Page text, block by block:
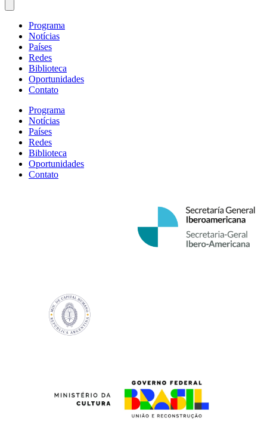
Programa
Notícias
Países
Redes
Biblioteca
Oportunidades
Contato
Programa
Notícias
Países
Redes
Biblioteca
Oportunidades
Contato